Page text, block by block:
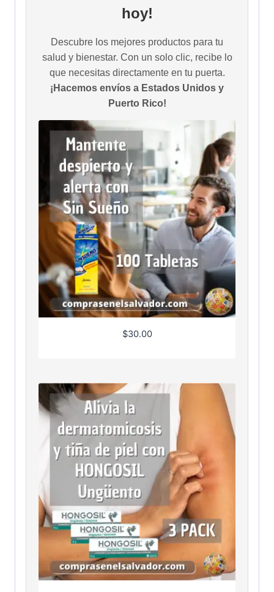
hoy!
Descubre los mejores productos para tu
salud y bienestar. Con un solo clic, recibe lo
que necesitas directamente en tu puerta.
¡Hacemos envíos a Estados Unidos y
Puerto Rico!
$30.00